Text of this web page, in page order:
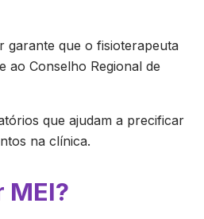
garante que o fisioterapeuta
ao Conselho Regional de
que ajudam a precificar
na clínica.